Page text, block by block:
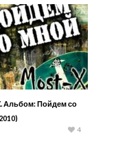
Альбом: Пойдем со
4